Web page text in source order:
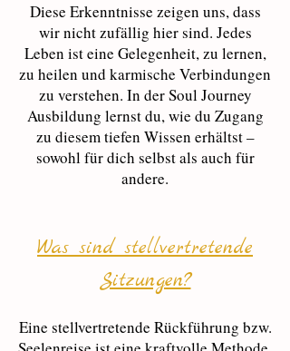
Diese Erkenntnisse zeigen uns, dass
wir nicht zufällig hier sind. Jedes
Leben ist eine Gelegenheit, zu lernen,
zu heilen und karmische Verbindungen
zu verstehen. In der Soul Journey
Ausbildung lernst du, wie du Zugang
zu diesem tiefen Wissen erhältst –
sowohl für dich selbst als auch für
andere.
Was sind stellvertretende
Sitzungen?
Eine stellvertretende Rückführung bzw.